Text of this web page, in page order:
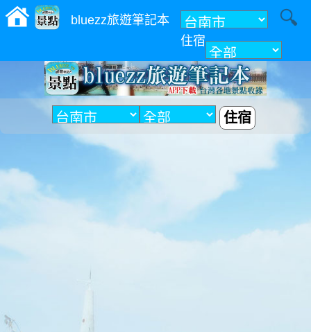
bluezz旅遊筆記本
住宿
附近
住宿